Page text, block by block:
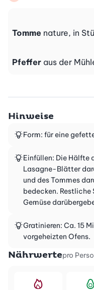
Tomme nature, in
Pfeffer aus der
Hinweise
Form: für eine
Einfüllen: Die Hälfte
Lasagne-Blätter
und des Tommes
bedecken. Restliche
Gemüse
Gratinieren: Ca. 15
vorgeheizten Ofens.
Nährwertepro